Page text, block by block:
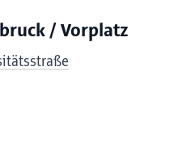
/ Vorplatz